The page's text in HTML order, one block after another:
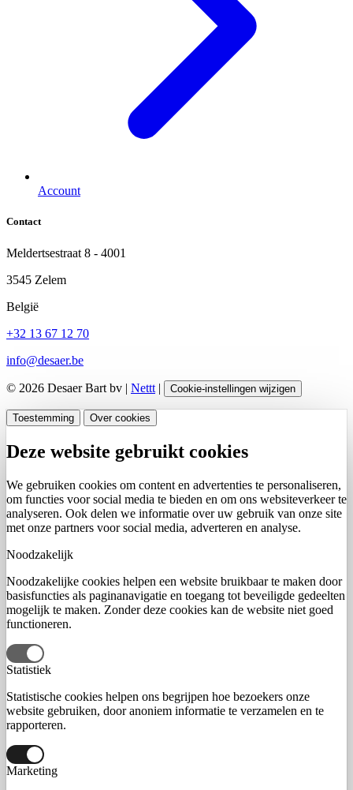
Account
Contact
Meldertsestraat 8 - 4001
3545 Zelem
België
+32 13 67 12 70
info@desaer.be
© 2026 Desaer Bart bv | Nettt | Cookie-instellingen wijzigen
Toestemming Over cookies
Deze website gebruikt cookies
We gebruiken cookies om content en advertenties te personaliseren,
om functies voor social media te bieden en om ons websiteverkeer te
analyseren. Ook delen we informatie over uw gebruik van onze site
met onze partners voor social media, adverteren en analyse.
Noodzakelijk
Noodzakelijke cookies helpen een website bruikbaar te maken door
basisfuncties als paginanavigatie en toegang tot beveiligde gedeelten
mogelijk te maken. Zonder deze cookies kan de website niet goed
functioneren.
Statistiek
Statistische cookies helpen ons begrijpen hoe bezoekers onze
website gebruiken, door anoniem informatie te verzamelen en te
rapporteren.
Marketing